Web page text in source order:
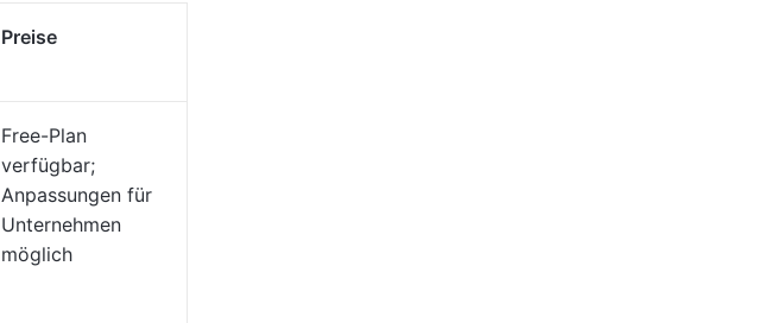
Preise
Free-Plan
verfügbar;
Anpassungen für
Unternehmen
möglich